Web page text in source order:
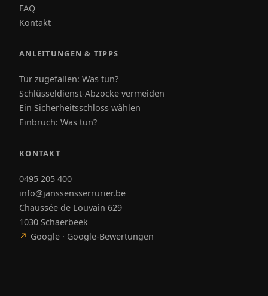
FAQ
Kontakt
ANLEITUNGEN & TIPPS
Tür zugefallen: Was tun?
Schlüsseldienst-Abzocke vermeiden
Ein Sicherheitsschloss wählen
Einbruch: Was tun?
KONTAKT
0495 205 400
info@janssensserrurier.be
Chaussée de Louvain 629
1030 Schaerbeek
↗ Google · Google-Bewertungen